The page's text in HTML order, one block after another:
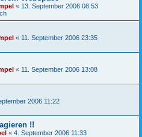
« 13. September 2006 08:53
« 11. September 2006 23:35
« 11. September 2006 13:08
2006 11:22
!!
« 4. September 2006 11:33